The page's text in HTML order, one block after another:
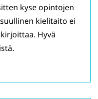
kyse opintojen
kielitaito ei
Hyvä